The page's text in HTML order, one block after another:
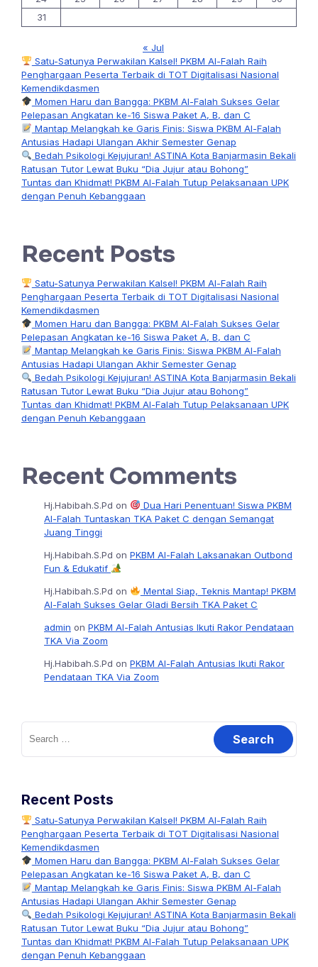
31
« Jul
Satu-Satunya Perwakilan Kalsel! PKBM Al-Falah Raih
Penghargaan Peserta Terbaik di TOT Digitalisasi Nasional
Kemendikdasmen
Momen Haru dan Bangga: PKBM Al-Falah Sukses Gelar
Pelepasan Angkatan ke-16 Siswa Paket A, B, dan C
Mantap Melangkah ke Garis Finis: Siswa PKBM Al-Falah
Antusias Hadapi Ulangan Akhir Semester Genap
Bedah Psikologi Kejujuran! ASTINA Kota Banjarmasin Bekali
Ratusan Tutor Lewat Buku “Dia Jujur atau Bohong”
Tuntas dan Khidmat! PKBM Al-Falah Tutup Pelaksanaan UPK
dengan Penuh Kebanggaan
Recent Posts
Satu-Satunya Perwakilan Kalsel! PKBM Al-Falah Raih
Penghargaan Peserta Terbaik di TOT Digitalisasi Nasional
Kemendikdasmen
Momen Haru dan Bangga: PKBM Al-Falah Sukses Gelar
Pelepasan Angkatan ke-16 Siswa Paket A, B, dan C
Mantap Melangkah ke Garis Finis: Siswa PKBM Al-Falah
Antusias Hadapi Ulangan Akhir Semester Genap
Bedah Psikologi Kejujuran! ASTINA Kota Banjarmasin Bekali
Ratusan Tutor Lewat Buku “Dia Jujur atau Bohong”
Tuntas dan Khidmat! PKBM Al-Falah Tutup Pelaksanaan UPK
dengan Penuh Kebanggaan
Recent Comments
Hj.Habibah.S.Pd on
Dua Hari Penentuan! Siswa PKBM
Al-Falah Tuntaskan TKA Paket C dengan Semangat
Juang Tinggi
Hj.Habibah.S.Pd on PKBM Al-Falah Laksanakan Outbond
Fun & Edukatif
Hj.Habibah.S.Pd on
Mental Siap, Teknis Mantap! PKBM
Al-Falah Sukses Gelar Gladi Bersih TKA Paket C
admin on PKBM Al-Falah Antusias Ikuti Rakor Pendataan
TKA Via Zoom
Hj.Habibah.S.Pd on PKBM Al-Falah Antusias Ikuti Rakor
Pendataan TKA Via Zoom
Search
for:
Recent Posts
Satu-Satunya Perwakilan Kalsel! PKBM Al-Falah Raih
Penghargaan Peserta Terbaik di TOT Digitalisasi Nasional
Kemendikdasmen
Momen Haru dan Bangga: PKBM Al-Falah Sukses Gelar
Pelepasan Angkatan ke-16 Siswa Paket A, B, dan C
Mantap Melangkah ke Garis Finis: Siswa PKBM Al-Falah
Antusias Hadapi Ulangan Akhir Semester Genap
Bedah Psikologi Kejujuran! ASTINA Kota Banjarmasin Bekali
Ratusan Tutor Lewat Buku “Dia Jujur atau Bohong”
Tuntas dan Khidmat! PKBM Al-Falah Tutup Pelaksanaan UPK
dengan Penuh Kebanggaan